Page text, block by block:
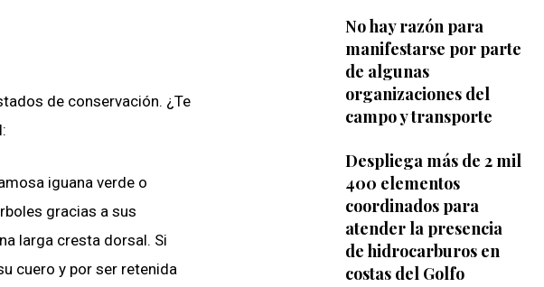
de conservación. ¿Te
iguana verde o
gracias a sus
larga cresta dorsal. Si
cuero y por ser retenida
No hay razón para
manifestarse por parte
de algunas
organizaciones del
campo y transporte
Despliega más de 2 mil
400 elementos
coordinados para
atender la presencia
de hidrocarburos en
costas del Golfo